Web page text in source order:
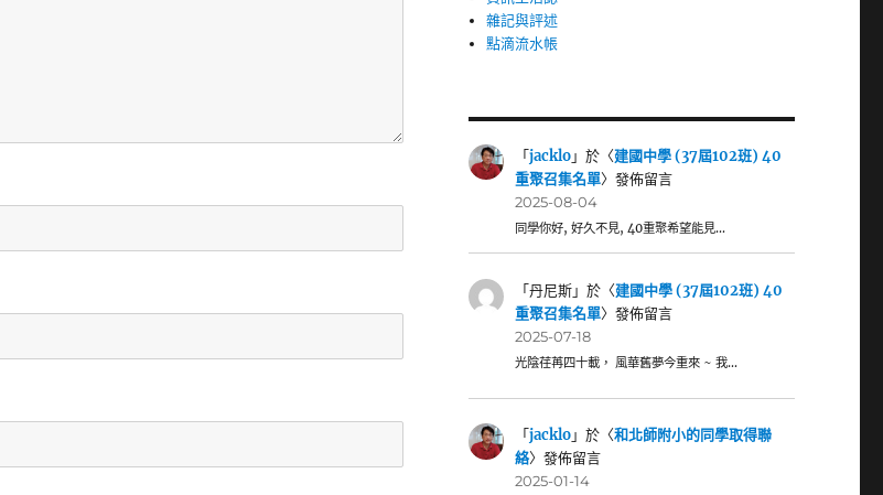
雜記與評述
點滴流水帳
「jacklo」於〈建國中學 (37屆102班) 40
重聚召集名單〉發佈留言
2025-08-04
同學你好, 好久不見, 40重聚希望能見…
「丹尼斯」於〈建國中學 (37屆102班) 40
重聚召集名單〉發佈留言
2025-07-18
光陰荏苒四十載， 風華舊夢今重來 ~ 我…
「jacklo」於〈和北師附小的同學取得聯
絡〉發佈留言
2025-01-14